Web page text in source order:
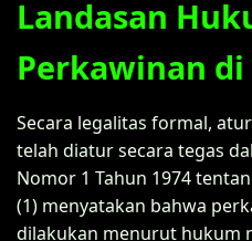
Landasan
Perkawinan di
Secara legalitas formal,
telah diatur secara tegas
Nomor 1 Tahun 1974
(1) menyatakan bahwa
dilakukan menurut hukum